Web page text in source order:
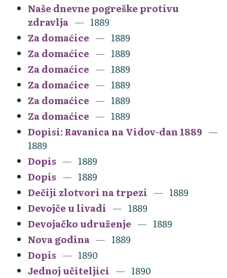
Naše dnevne pogreške protivu
zdravlja
1889
Za domaćice
1889
Za domaćice
1889
Za domaćice
1889
Za domaćice
1889
Za domaćice
1889
Za domaćice
1889
Dopisi: Ravanica na Vidov-dan 1889
1889
Dopis
1889
Dopis
1889
Dečiji zlotvori na trpezi
1889
Devojče u livadi
1889
Devojačko udruženje
1889
Nova godina
1889
Dopis
1890
Jednoj učiteljici
1890